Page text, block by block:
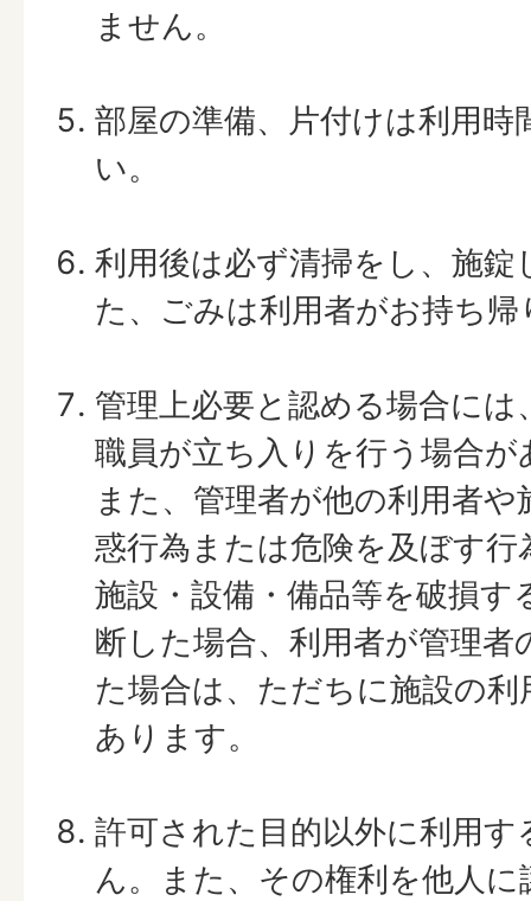
ません。
部屋の準備、片付けは利用
い。
利用後は必ず清掃をし、施
た、ごみは利用者がお持ち
管理上必要と認める場合には
職員が立ち入りを行う場合が
また、管理者が他の利用者
惑行為または危険を及ぼす
施設・設備・備品等を破損
断した場合、利用者が管理
た場合は、ただちに施設の
あります。
許可された目的以外に利用
ん。また、その権利を他人